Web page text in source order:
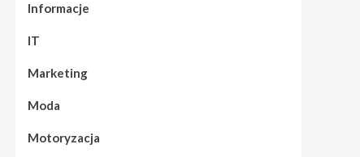
Informacje
IT
Marketing
Moda
Motoryzacja